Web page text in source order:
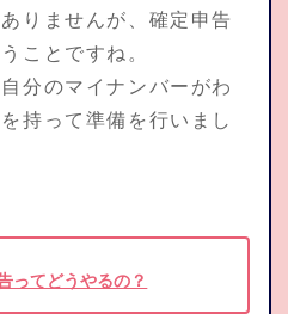
りませんが、確定申告
ことですね。
分のマイナンバーがわ
持って準備を行いまし
ってどうやるの？